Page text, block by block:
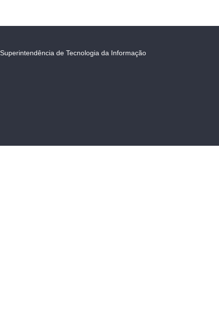
Superintendência de Tecnologia da Informação